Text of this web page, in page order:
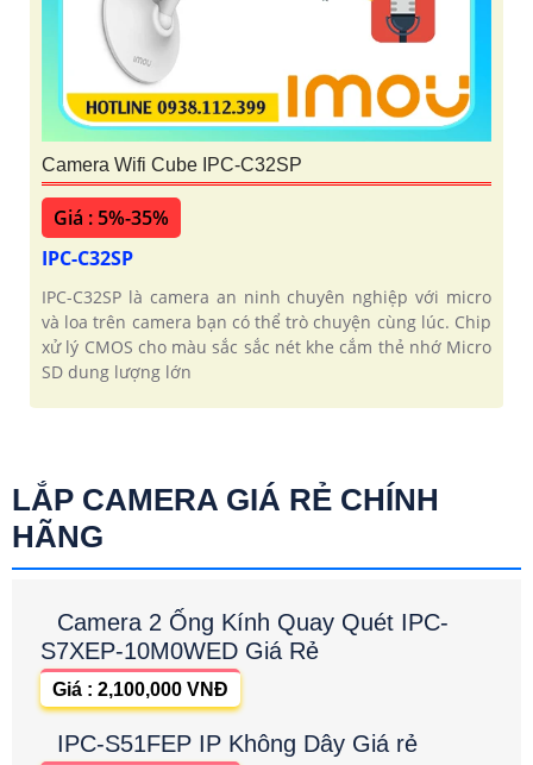
Camera Wifi Cube IPC-C32SP
Giá : 5%-35%
IPC-C32SP
IPC-C32SP là camera an ninh chuyên nghiệp với micro
và loa trên camera bạn có thể trò chuyện cùng lúc. Chip
xử lý CMOS cho màu sắc sắc nét khe cắm thẻ nhớ Micro
SD dung lượng lớn
LẮP CAMERA GIÁ RẺ CHÍNH
HÃNG
Camera 2 Ống Kính Quay Quét IPC-
S7XEP-10M0WED Giá Rẻ
Giá : 2,100,000 VNĐ
IPC-S51FEP IP Không Dây Giá rẻ